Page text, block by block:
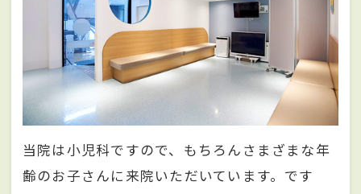
当院は小児科ですので、もちろんさまざまな年
齢のお子さんに来院いただいています。です